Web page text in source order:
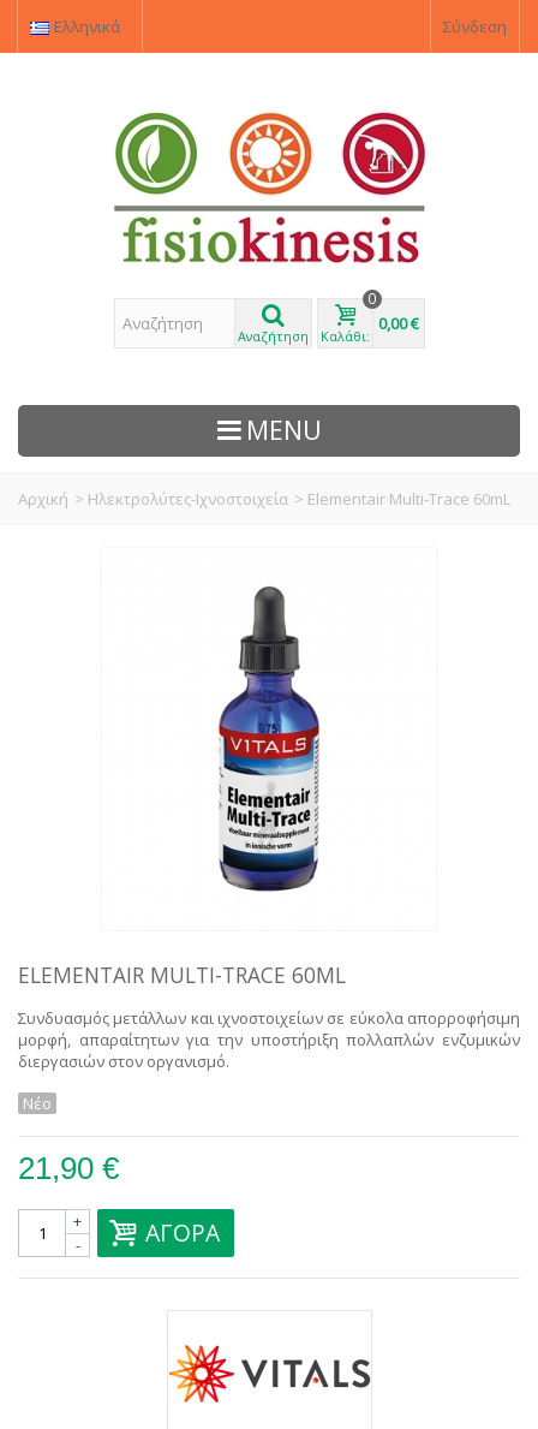
Ελληνικά Σύνδεση
Αναζήτηση Καλάθι:
0
0,00 €
MENU
ΕΠΙΚΟΙΝΩΝΊΑ ΤΗΛ. 210 96 00 416
Αρχική > Ηλεκτρολύτες-Ιχνοστοιχεία > Elementair Multi-Trace 60mL
ELEMENTAIR MULTI-TRACE 60ML
Συνδυασμός μετάλλων και ιχνοστοιχείων σε εύκολα απορροφήσιμη
μορφή, απαραίτητων για την υποστήριξη πολλαπλών ενζυμικών
διεργασιών στον οργανισμό.
Νέο
21,90 €
-
+ ΑΓΟΡΆ